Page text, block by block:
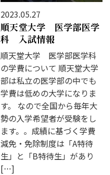
2023.05.27
順天堂大学 医学部医学
科 入試情報
順天堂大学 医学部医学科
の学費について 順天堂大学
部は私立の医学部の中でも
学費は低めの大学になりま
す。 なので全国から毎年大
勢の入学希望者が受験をし
ます。。成績に基づく学費
減免・免除制度は「A特待
生」と「B特待生」があり
[…]